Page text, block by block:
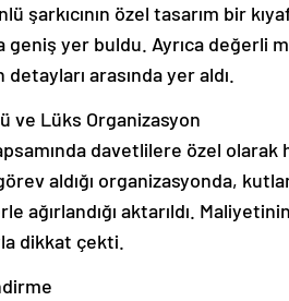
şarkıcının özel tasarım bir
geniş yer buldu. Ayrıca
detayları arasında yer aldı.
ve Lüks Organizasyon
davetlilere özel
aldığı organizasyonda,
ağırlandığı aktarıldı.
dikkat çekti.